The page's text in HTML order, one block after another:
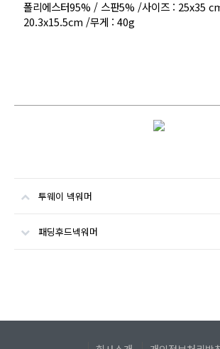
폴리에스터95% / 스판5% /사이즈 : 25x35
20.3x15.5cm /무게 : 40g
투웨이 넥워머
패딩후드넥워머